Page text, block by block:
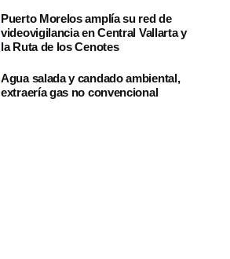
Puerto Morelos amplía su red de
videovigilancia en Central Vallarta y
la Ruta de los Cenotes
Agua salada y candado ambiental,
extraería gas no convencional